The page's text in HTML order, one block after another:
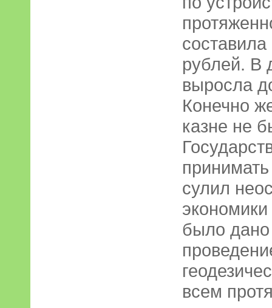
рублей. В
выросла
Конечно
казне не
сулил
было
всем